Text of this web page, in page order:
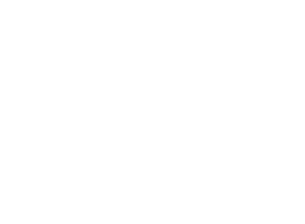
un bras qui enlace et qui est
de la tendresse
des murs mais pas de
accueillir les membres de la